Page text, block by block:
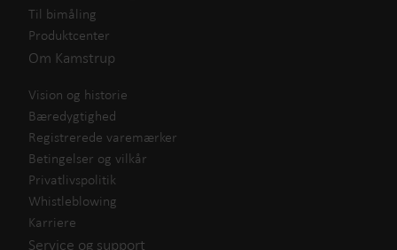
Til bimåling
Produktcenter
Om Kamstrup
Vision og historie
Bæredygtighed
Registrerede varemærker
Betingelser og vilkår
Privatlivspolitik
Whistleblowing
Karriere
Service og support